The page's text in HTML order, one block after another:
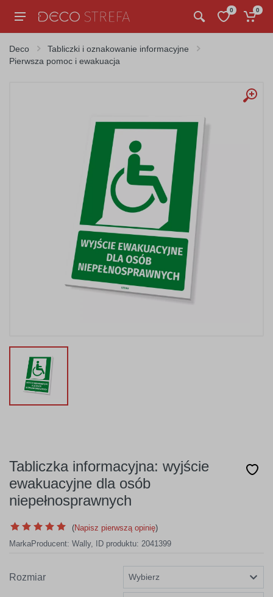
0 0
Deco
Tabliczki i oznakowanie informacyjne
Pierwsza pomoc i ewakuacja
Tabliczka informacyjna: wyjście
ewakuacyjne dla osób
niepełnosprawnych
(Napisz pierwszą opinię)
MarkaProducent: Wally, ID produktu: 2041399
Rozmiar